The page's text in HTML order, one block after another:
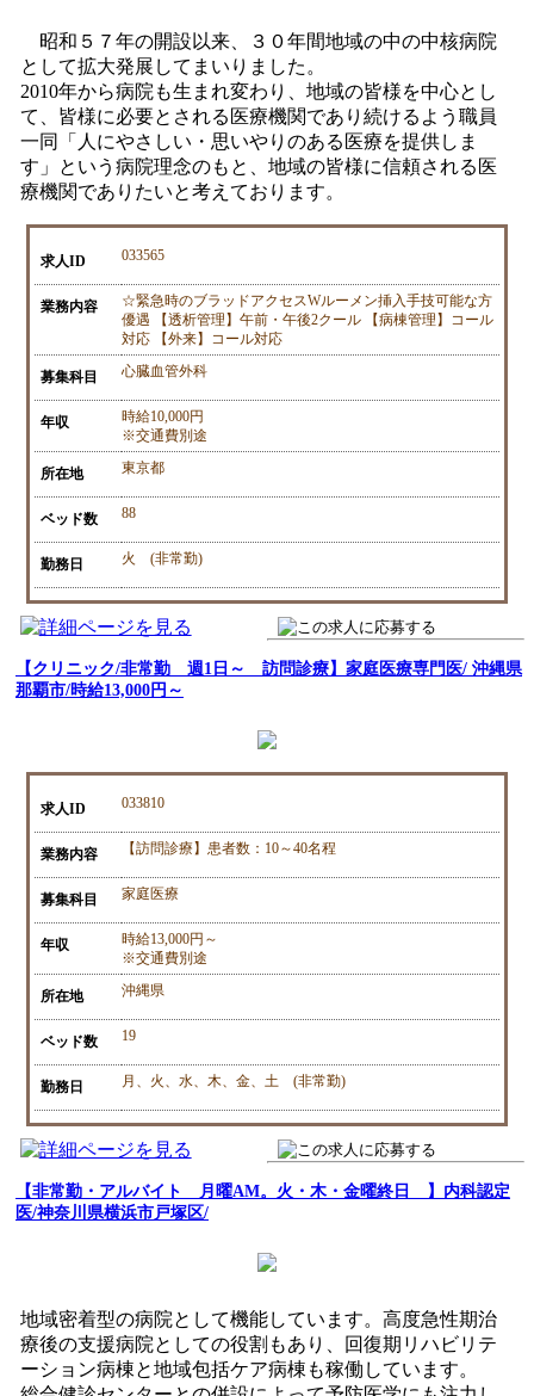
昭和５７年の開設以来、３０年間地域の中の中核病院
として拡大発展してまいりました。
2010年から病院も生まれ変わり、地域の皆様を中心とし
て、皆様に必要とされる医療機関であり続けるよう職員
一同「人にやさしい・思いやりのある医療を提供しま
す」という病院理念のもと、地域の皆様に信頼される医
療機関でありたいと考えております。
求人ID 033565
業務内容
☆緊急時のブラッドアクセスWルーメン挿入手技可能な方
優遇 【透析管理】午前・午後2クール 【病棟管理】コール
対応 【外来】コール対応
募集科目 心臓血管外科
年収
時給10,000円
※交通費別途
所在地 東京都
ベッド数 88
勤務日 火 (非常勤)
【クリニック/非常勤 週1日～ 訪問診療】家庭医療専門医/ 沖縄県
那覇市/時給13,000円～
求人ID 033810
業務内容 【訪問診療】患者数：10～40名程
募集科目 家庭医療
年収
時給13,000円～
※交通費別途
所在地 沖縄県
ベッド数 19
勤務日 月、火、水、木、金、土 (非常勤)
【非常勤・アルバイト 月曜AM。火・木・金曜終日 】内科認定
医/神奈川県横浜市戸塚区/
地域密着型の病院として機能しています。高度急性期治
療後の支援病院としての役割もあり、回復期リハビリテ
ーション病棟と地域包括ケア病棟も稼働しています。